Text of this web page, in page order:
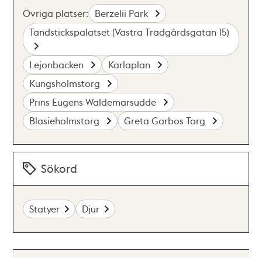
Övriga platser: Berzelii Park
Tändstickspalatset (Västra Trädgårdsgatan 15)
Lejonbacken
Karlaplan
Kungsholmstorg
Prins Eugens Waldemarsudde
Blasieholmstorg
Greta Garbos Torg
Sökord
Statyer Djur